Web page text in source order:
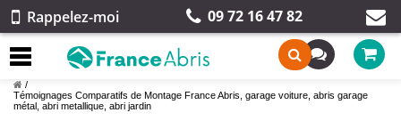
Rappelez-moi 09 72 16 47 82
/
Témoignages Comparatifs de Montage France Abris, garage voiture, abris garage
métal, abri metallique, abri jardin